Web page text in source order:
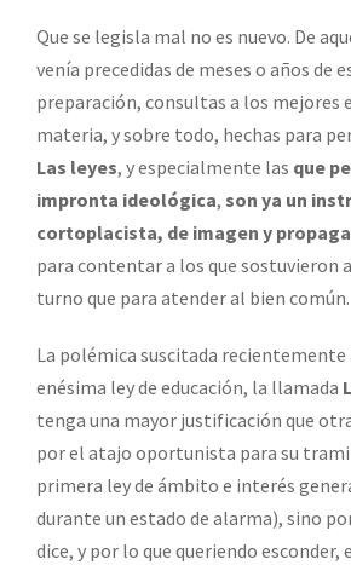
Que se legisla mal no es nuevo. De
venía precedidas de meses o años de
preparación, consultas a los mejores
materia, y sobre todo, hechas para
Las leyes, y especialmente las que
impronta ideológica, son ya un
cortoplacista, de imagen y
para contentar a los que sostuvieron
turno que para atender al bien común.
La polémica suscitada recientemente
enésima ley de educación, la llamada
tenga una mayor justificación que
por el atajo oportunista para su
primera ley de ámbito e interés
durante un estado de alarma), sino
dice, y por lo que queriendo esconder,